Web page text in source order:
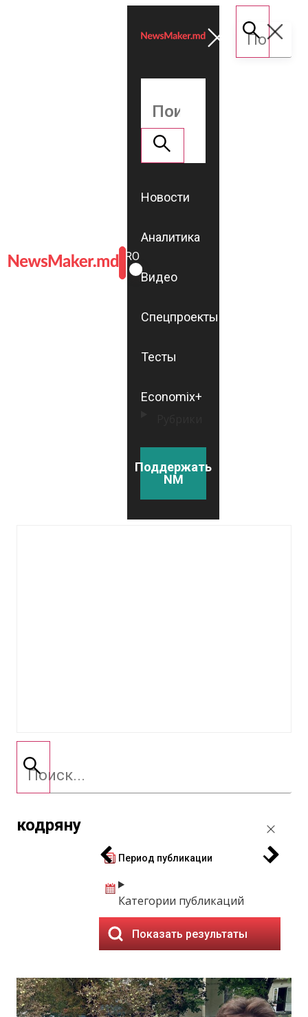
ROMÂNĂ
RU
Новости
Аналитика
Видео
Спецпроекты
Тесты
Economix+
Поддержать
NM
кодряну
Период публикации
Категории публикаций
Показать результаты